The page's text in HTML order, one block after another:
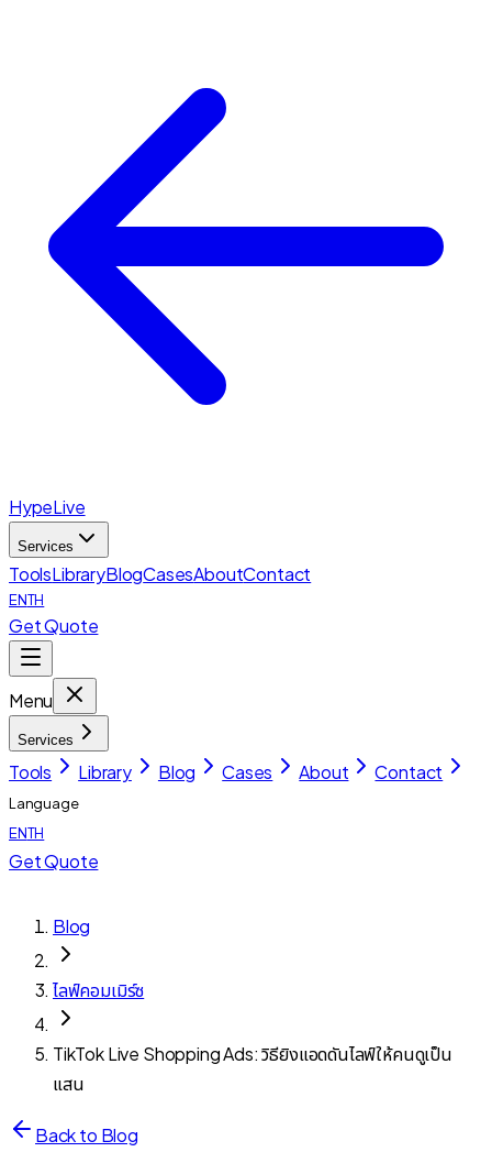
HypeLive
Services
ToolsLibraryBlogCasesAboutContact
ENTH
Get Quote
Menu
Services
Tools Library Blog Cases About Contact
Language
ENTH
Get Quote
Blog
ไลฟ์คอมเมิร์ซ
TikTok Live Shopping Ads: วิธียิงแอดดันไลฟ์ให้คนดูเป็น
แสน
Back to Blog